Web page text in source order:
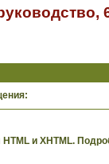
HTML и XHTML.